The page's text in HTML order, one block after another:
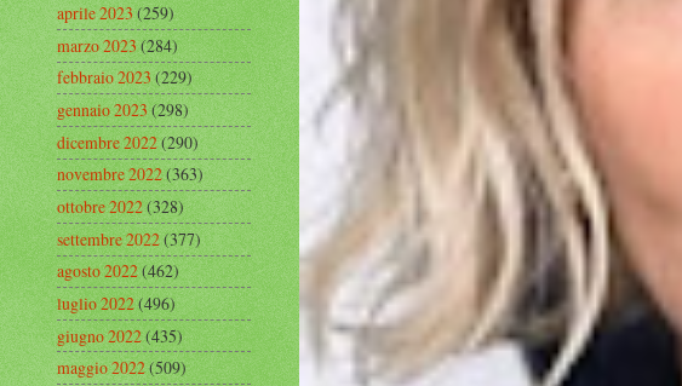
aprile 2023(259)
marzo 2023(284)
febbraio 2023(229)
gennaio 2023(298)
dicembre 2022(290)
novembre 2022(363)
ottobre 2022(328)
settembre 2022(377)
agosto 2022(462)
luglio 2022(496)
giugno 2022(435)
maggio 2022(509)